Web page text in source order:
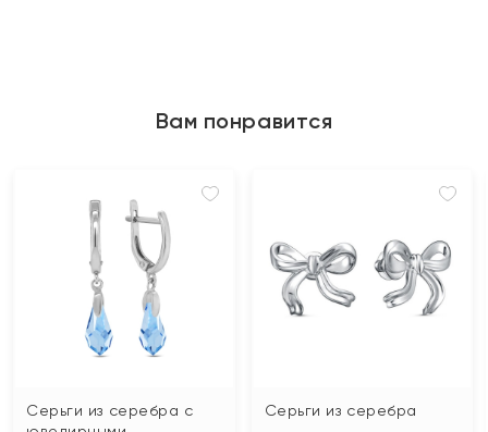
Вам понравится
Серьги из серебра с
Серьги из серебра